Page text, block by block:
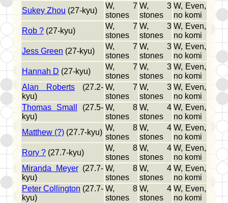
Sukey Zhou (27-kyu)
W, 7
stones
W, 3
stones
W, Even,
no komi
Rob ? (27-kyu)
W, 7
stones
W, 3
stones
W, Even,
no komi
Jess Green (27-kyu)
W, 7
stones
W, 3
stones
W, Even,
no komi
Hannah D (27-kyu)
W, 7
stones
W, 3
stones
W, Even,
no komi
Alan Roberts (27.2-
kyu)
W, 7
stones
W, 3
stones
W, Even,
no komi
Thomas Small
(27.5-
kyu)
W, 8
stones
W, 4
stones
W, Even,
no komi
Matthew (?) (27.7-kyu)
W, 8
stones
W, 4
stones
W, Even,
no komi
Rory ? (27.7-kyu)
W, 8
stones
W, 4
stones
W, Even,
no komi
Miranda Meyer(27.7-
kyu)
W, 8
stones
W, 4
stones
W, Even,
no komi
Peter Collington (27.7-
kyu)
W, 8
stones
W, 4
stones
W, Even,
no komi